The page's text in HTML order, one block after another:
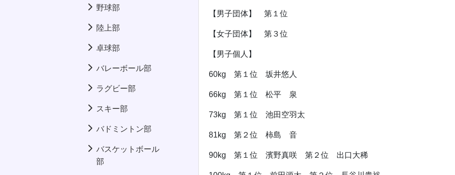
野球部
陸上部
卓球部
バレーボール部
ラグビー部
スキー部
バドミントン部
バスケットボール
部
【男子団体】 第１位
【女子団体】 第３位
【男子個人】
60kg 第１位 坂井悠人
66kg 第１位 松平 泉
73kg 第１位 池田空羽太
81kg 第２位 柿島 音
90kg 第１位 濱野真咲 第２位 出口大稀